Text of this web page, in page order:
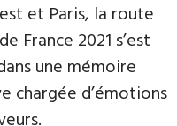
et Paris, la route
France 2021 s’est
une mémoire
chargée d’émotions